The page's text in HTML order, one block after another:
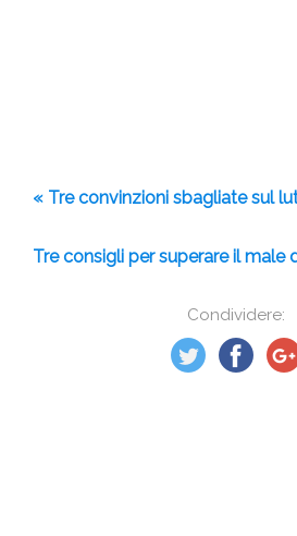
Condividere:
« Tre convinzioni sbagliate sul
Tre consigli per superare il male